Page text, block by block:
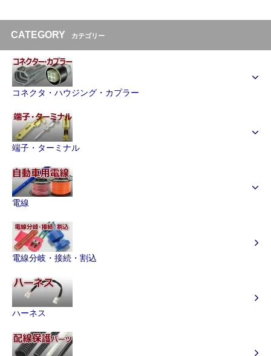
CATEGORY カテゴリー
コネクタ・ハウジング・カプラー
端子・ターミナル
電線
電線分岐・接続・割込
ハーネス